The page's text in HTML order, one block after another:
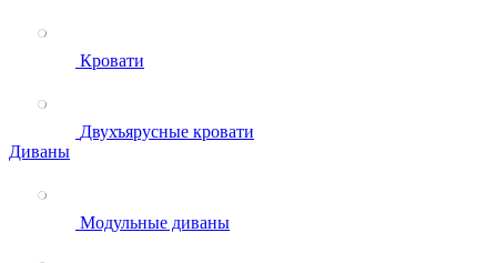
Кровати
Двухъярусные кровати
Диваны
Модульные диваны